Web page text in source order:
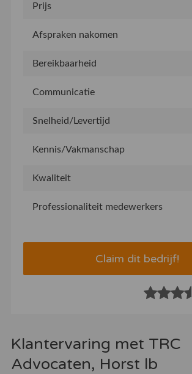
Prijs
Afspraken nakomen
Bereikbaarheid
Communicatie
Snelheid/Levertijd
Kennis/Vakmanschap
Kwaliteit
Professionaliteit medewerkers
Claim dit bedrijf!
Klantervaring met TRC
Advocaten, Horst lb